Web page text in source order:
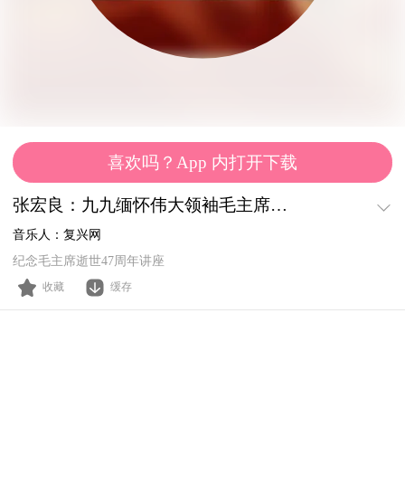
喜欢吗？App 内打开下载
张宏良：九九缅怀伟大领袖毛主席——纪念毛主席逝世46周年讲座
音乐人：复兴网
纪念毛主席逝世47周年讲座
收藏 缓存